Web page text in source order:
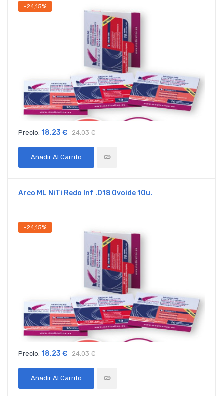
-24,15%
Precio: 18,23 € 24,03 €
Añadir Al Carrito
Arco ML NiTi Redo Inf .018 Ovoide 10u.
-24,15%
Precio: 18,23 € 24,03 €
Añadir Al Carrito